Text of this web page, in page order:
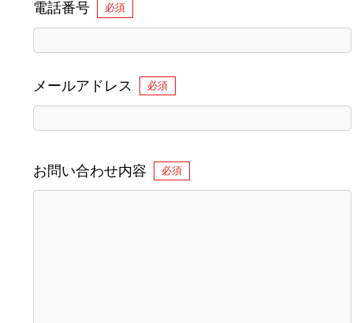
電話番号 必須
メールアドレス 必須
お問い合わせ内容 必須